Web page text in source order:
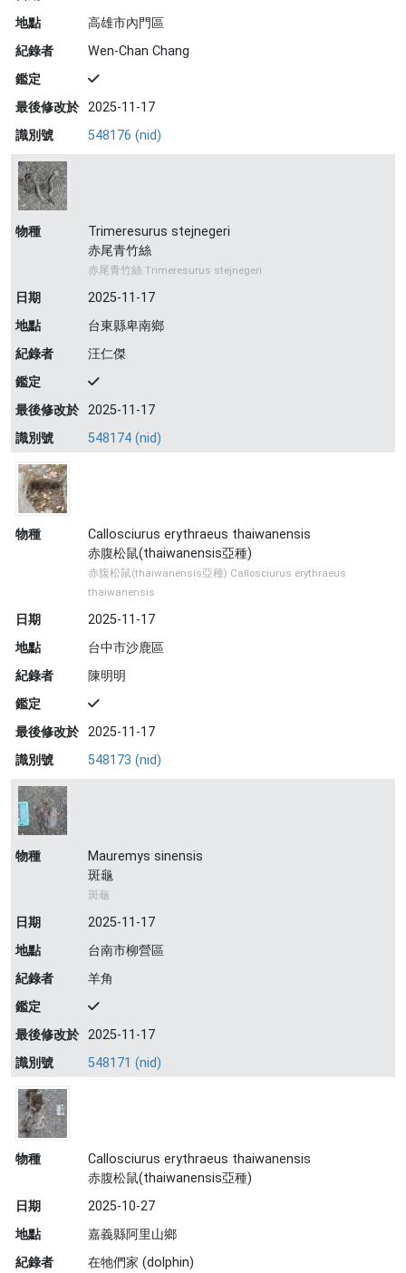
地點
高雄市內門區
紀錄者
Wen-Chan Chang
鑑定
最後修改於 2025-11-17
識別號
548176 (nid)
物種
Trimeresurus stejnegeri
赤尾青竹絲
赤尾青竹絲 Trimeresurus stejnegeri
日期
2025-11-17
地點
台東縣卑南鄉
紀錄者
汪仁傑
鑑定
最後修改於 2025-11-17
識別號
548174 (nid)
物種
Callosciurus erythraeus thaiwanensis
赤腹松鼠(thaiwanensis亞種)
赤腹松鼠(thaiwanensis亞種) Callosciurus erythraeus
thaiwanensis
日期
2025-11-17
地點
台中市沙鹿區
紀錄者
陳明明
鑑定
最後修改於 2025-11-17
識別號
548173 (nid)
物種
Mauremys sinensis
斑龜
斑龜
日期
2025-11-17
地點
台南市柳營區
紀錄者
羊角
鑑定
最後修改於 2025-11-17
識別號
548171 (nid)
物種
Callosciurus erythraeus thaiwanensis
赤腹松鼠(thaiwanensis亞種)
日期
2025-10-27
地點
嘉義縣阿里山鄉
紀錄者
在牠們家 (dolphin)